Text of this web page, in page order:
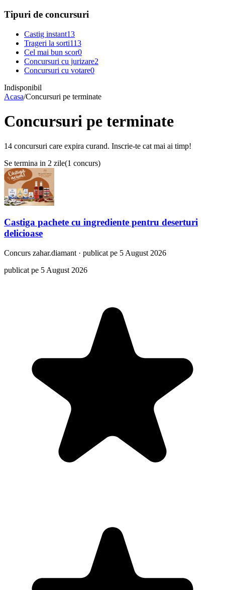
Tipuri de concursuri
Castig instant13
Trageri la sorti113
Cel mai bun scor0
Concursuri cu jurizare2
Concursuri cu votare0
Indisponibil
Acasa/Concursuri pe terminate
Concursuri pe terminate
14 concursuri care expira curand. Inscrie-te cat mai ai timp!
Se termina in 2 zile(1 concurs)
Castiga pachete cu ingrediente pentru deserturi
delicioase
Concurs zahar.diamant · publicat pe 5 August 2026
publicat pe 5 August 2026